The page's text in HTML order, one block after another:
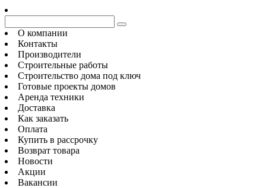
О компании
Контакты
Производители
Строительные работы
Строительство дома под ключ
Готовые проекты домов
Аренда техники
Доставка
Как заказать
Оплата
Купить в рассрочку
Возврат товара
Новости
Акции
Вакансии